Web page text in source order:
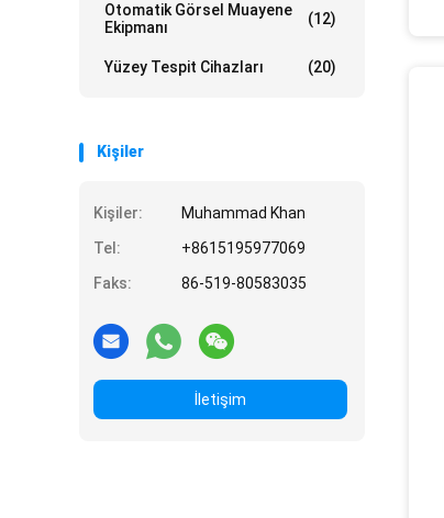
Otomatik Görsel Muayene
Ekipmanı
(12)
Yüzey Tespit Cihazları (20)
Kişiler
Kişiler:
Muhammad Khan
Tel:
+8615195977069
Faks:
86-519-80583035
İletişim